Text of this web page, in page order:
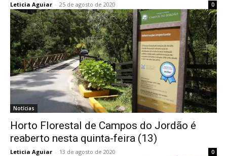
Leticia Aguiar - 25 de agosto de 2020 0
Notícias
Horto Florestal de Campos do Jordão é
reaberto nesta quinta-feira (13)
Leticia Aguiar - 13 de agosto de 2020 0